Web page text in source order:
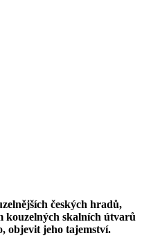
českých hradů,
kouzelných skalních útvarů
objevit jeho tajemství.